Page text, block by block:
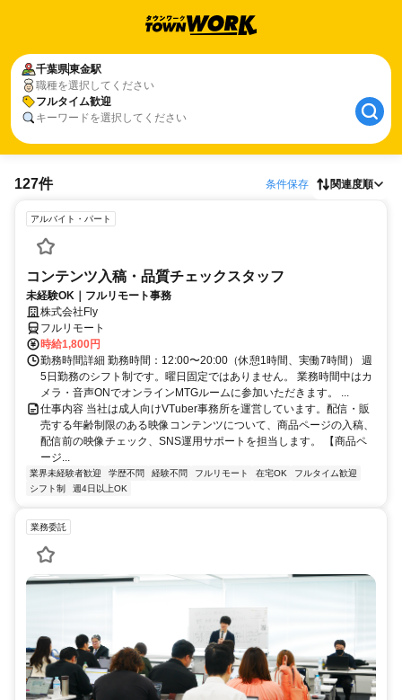
千葉県東金駅
職種を選択してください
フルタイム歓迎
キーワードを選択してください
127件 条件保存 関連度順
アルバイト・パート
コンテンツ入稿・品質チェックスタッフ
未経験OK｜フルリモート事務
株式会社Fly
フルリモート
時給1,800円
勤務時間詳細 勤務時間：12:00〜20:00（休憩1時間、実働7時間） 週
5日勤務のシフト制です。曜日固定ではありません。 業務時間中はカ
メラ・音声ONでオンラインMTGルームに参加いただきます。 ...
仕事内容 当社は成人向けVTuber事務所を運営しています。配信・販
売する年齢制限のある映像コンテンツについて、商品ページの入稿、
配信前の映像チェック、SNS運用サポートを担当します。 【商品ペ
ージ...
業界未経験者歓迎 学歴不問 経験不問 フルリモート 在宅OK
フルタイム歓迎
シフト制
週4日以上OK
業務委託